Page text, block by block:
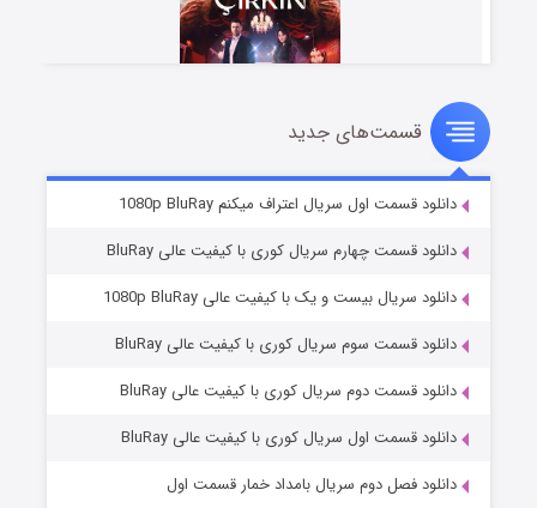
سریال زشت
قسمت۲ (زیرنویس) منتشر شد
مردگان متحرک: شهر مرده ۳
قسمت۲ (زیرنویس) منتشر شد
قسمت‌های جدید
دانلود قسمت اول سریال اعتراف میکنم 1080p BluRay
دانلود قسمت چهارم سریال کوری با کیفیت عالی BluRay
دانلود سریال بیست و یک با کیفیت عالی 1080p BluRay
دانلود قسمت سوم سریال کوری با کیفیت عالی BluRay
دانلود قسمت دوم سریال کوری با کیفیت عالی BluRay
دانلود قسمت اول سریال کوری با کیفیت عالی BluRay
دانلود فصل دوم سریال بامداد خمار قسمت اول